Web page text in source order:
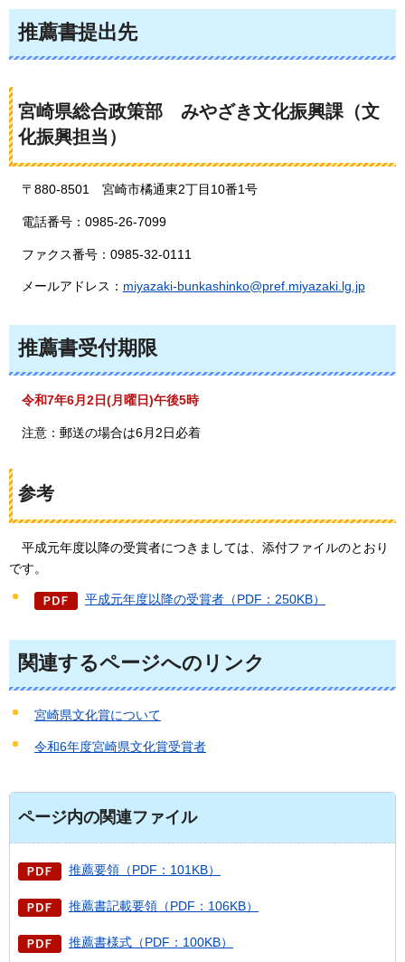
推薦書提出先
宮崎県総合政策部 みやざき文化振興課（文
化振興担当）
〒880-8501 宮崎市橘通東2丁目10番1号
電話番号：0985-26-7099
ファクス番号：0985-32-0111
メールアドレス： miyazaki-bunkashinko@pref.miyazaki.lg.jp
推薦書受付期限
令和7年6月2日(月曜日)午後5時
注意：郵送の場合は6月2日必着
参考
平成元年度以降の受賞者につきましては、添付ファイルのとおり
です。
平成元年度以降の受賞者（PDF：250KB）
関連するページへのリンク
宮崎県文化賞について
令和6年度宮崎県文化賞受賞者
ページ内の関連ファイル
推薦要領（PDF：101KB）
推薦書記載要領（PDF：106KB）
推薦書様式（PDF：100KB）